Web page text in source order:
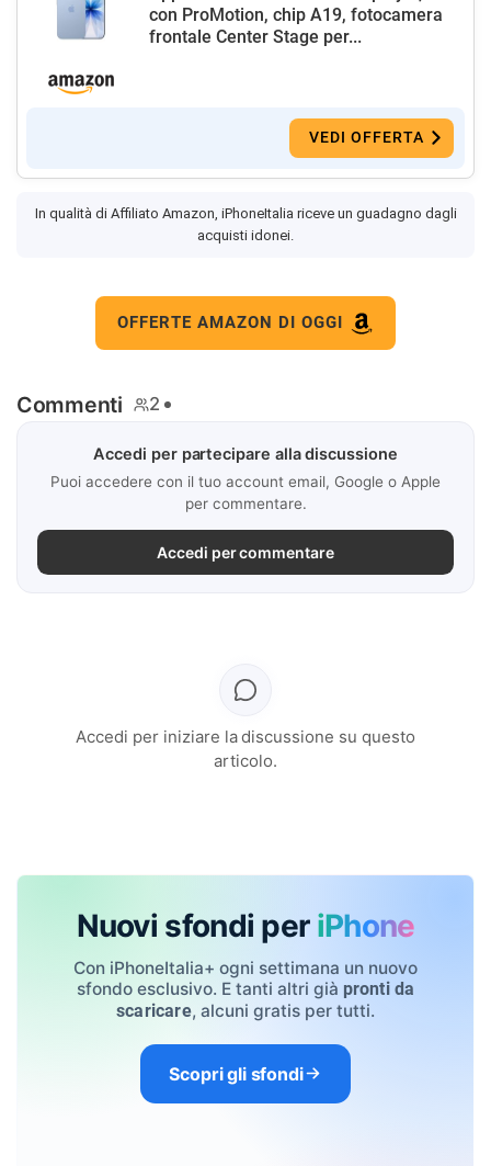
con ProMotion, chip A19, fotocamera
frontale Center Stage per...
VEDI OFFERTA
In qualità di Affiliato Amazon, iPhoneItalia riceve un guadagno dagli
acquisti idonei.
OFFERTE AMAZON DI OGGI
Commenti 2
Accedi per partecipare alla discussione
Puoi accedere con il tuo account email, Google o Apple
per commentare.
Accedi per commentare
Accedi per iniziare la discussione su questo
articolo.
Nuovi sfondi per iPhone
Con iPhoneItalia+ ogni settimana un nuovo
sfondo esclusivo. E tanti altri già pronti da
scaricare, alcuni gratis per tutti.
Scopri gli sfondi